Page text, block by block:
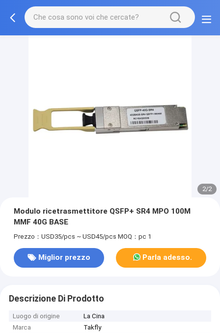
2/2
Modulo ricetrasmettitore QSFP+ SR4 MPO 100M
MMF 40G BASE
Prezzo：USD35/pcs ~ USD45/pcs MOQ：pc 1
Miglior prezzo Parla adesso.
Descrizione Di Prodotto
Luogo di origine
La Cina
Marca
Takfly